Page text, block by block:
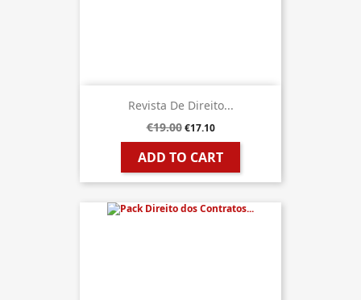
Revista De Direito...
€19.00 €17.10
ADD TO CART